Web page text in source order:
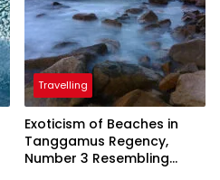
Travelling
Exoticism of Beaches in
Tanggamus Regency,
Number 3 Resembling